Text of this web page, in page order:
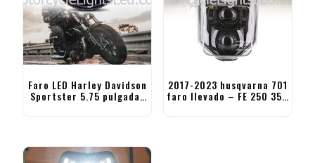
Faro LED Harley Davidson
Sportster 5.75 pulgadas
2017-2023 husqvarna 701
faro llevado – FE 250 350